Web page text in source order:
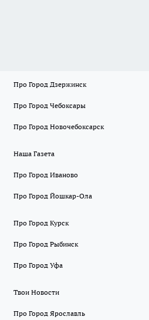
Про Город Дзержинск
Про Город Чебоксары
Про Город Новочебоксарск
Наша Газета
Про Город Иваново
Про Город Йошкар-Ола
Про Город Курск
Про Город Рыбинск
Про Город Уфа
Твои Новости
Про Город Ярославль